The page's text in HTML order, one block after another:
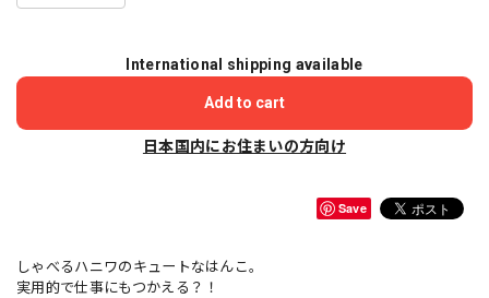
International shipping available
Add to cart
日本国内にお住まいの方向け
Save
しゃべるハニワのキュートなはんこ。
実用的で仕事にもつかえる？！